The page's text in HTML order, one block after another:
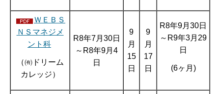
ＷＥＢＳ
ＮＳマネジメ
ント科
（㈲ドリーム
カレッジ）
R8年7月30日
～R8年9月4
日
9
月
15
日
9
月
17
日
R8年9月30日
～R9年3月29
日
(6ヶ月)